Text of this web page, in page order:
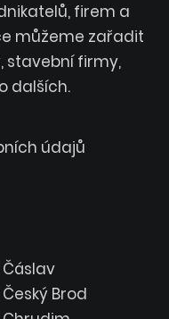
firem a
můžeme zařadit
stavební firmy,
dalších.
údajů
Brod